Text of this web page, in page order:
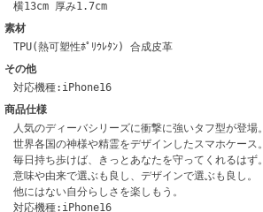
横13cm 厚み1.7cm
素材
TPU(熱可塑性ﾎﾟﾘｳﾚﾀﾝ) 合成皮革
その他
対応機種:iPhone16
商品仕様
人気のディーバシリーズに衝撃に強いタフ型が登場。
世界各国の神様や精霊をデザインしたスマホケース。
毎日持ち歩けば、きっとあなたを守ってくれるはず。
意味や由来で選ぶも良し、デザインで選ぶも良し。
他にはない自分らしさを楽しもう。
対応機種:iPhone16